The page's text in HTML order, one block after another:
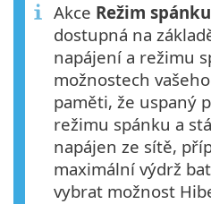
Akce Režim spánku
dostupná na
napájení a režimu
možnostech
paměti, že uspaný
režimu spánku a
napájen ze sítě,
maximální výdrž
vybrat možnost